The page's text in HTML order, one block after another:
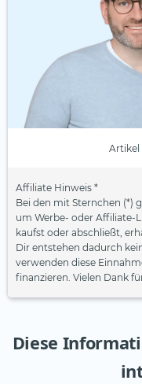
Artikel
Affiliate Hinweis *
Bei den mit Sternchen (*)
um Werbe- oder Affiliate-
kaufst oder abschließt,
Dir entstehen dadurch
verwenden diese
finanzieren. Vielen Dank
Diese